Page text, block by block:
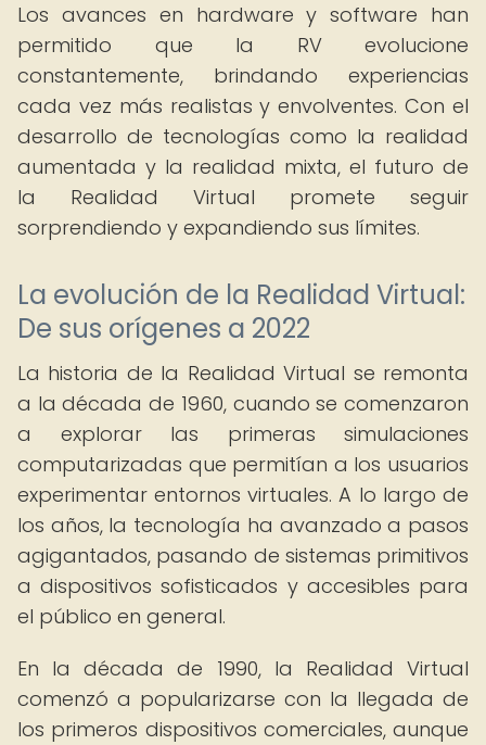
Los avances en hardware y software han
permitido que la RV evolucione
constantemente, brindando experiencias
cada vez más realistas y envolventes. Con el
desarrollo de tecnologías como la realidad
aumentada y la realidad mixta, el futuro de
la Realidad Virtual promete seguir
sorprendiendo y expandiendo sus límites.
La evolución de la Realidad Virtual:
De sus orígenes a 2022
La historia de la Realidad Virtual se remonta
a la década de 1960, cuando se comenzaron
a explorar las primeras simulaciones
computarizadas que permitían a los usuarios
experimentar entornos virtuales. A lo largo de
los años, la tecnología ha avanzado a pasos
agigantados, pasando de sistemas primitivos
a dispositivos sofisticados y accesibles para
el público en general.
En la década de 1990, la Realidad Virtual
comenzó a popularizarse con la llegada de
los primeros dispositivos comerciales, aunque